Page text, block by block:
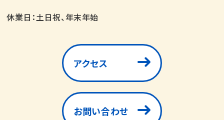
休業日：土日祝、年末年始
アクセス
お問い合わせ